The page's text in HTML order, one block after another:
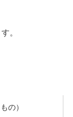
。
の）